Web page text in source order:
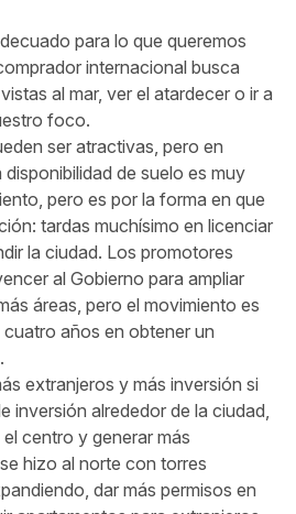
para lo que queremos
internacional busca
al mar, ver el atardecer o ir a
foco.
ser atractivas, pero en
disponibilidad de suelo es muy
pero es por la forma en que
tardas muchísimo en licenciar
la ciudad. Los promotores
al Gobierno para ampliar
áreas, pero el movimiento es
años en obtener un
extranjeros y más inversión si
inversión alrededor de la ciudad,
centro y generar más
hizo al norte con torres
dar más permisos en